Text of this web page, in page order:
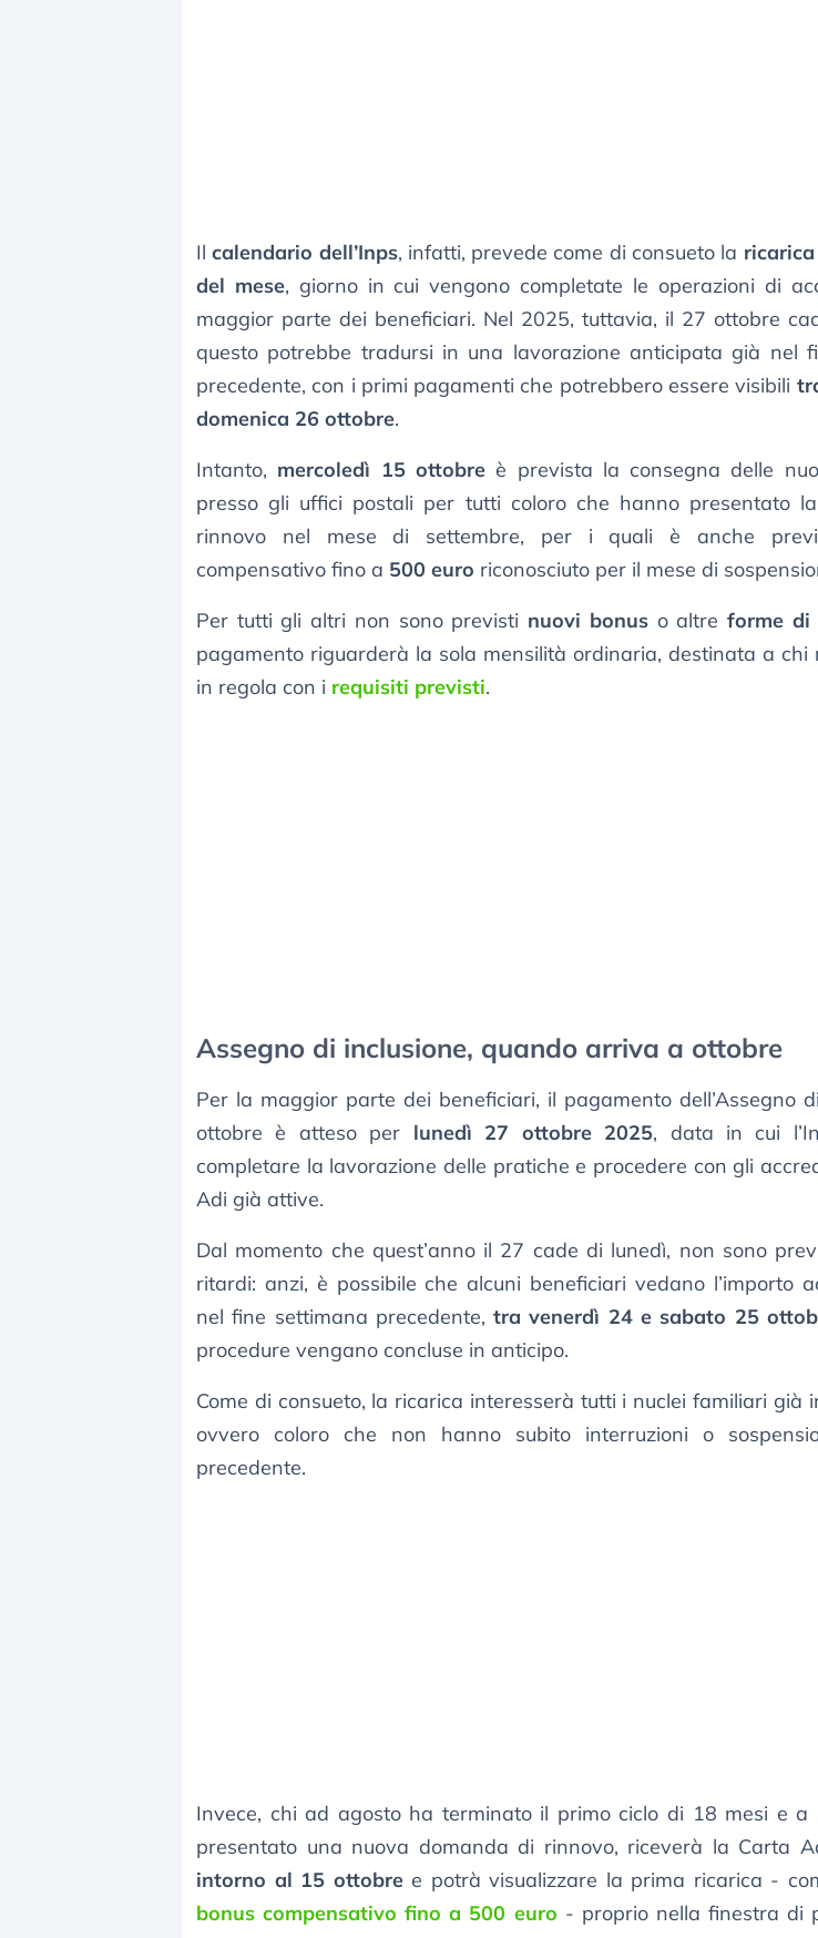
Ilcalendario dell’Inps, infatti, prevede come di consueto la
del mese, giorno in cui vengono completate le operazioni di
maggior parte dei beneficiari. Nel 2025, tuttavia, il 27 ottobre
questo potrebbe tradursi in una lavorazione anticipata già nel
precedente, con i primi pagamenti che potrebbero essere visibili
domenica 26 ottobre.
Intanto, mercoledì 15 ottobreè prevista la consegna delle
presso gli uffici postali per tutti coloro che hanno presentato
rinnovo nel mese di settembre, per i quali è anche
compensativo fino a 500 euro riconosciuto per il mese di
Per tutti gli altri non sono previsti nuovi bonuso altreforme di
pagamento riguarderà la sola mensilità ordinaria, destinata a chi
in regola con i requisiti previsti.
Assegno di inclusione, quando arriva a ottobre
Per la maggior parte dei beneficiari, il pagamento dell’Assegno
ottobre è atteso per lunedì 27 ottobre 2025, data in cui
completare la lavorazione delle pratiche e procedere con gli
Adi già attive.
Dal momento che quest’anno il 27 cade di lunedì, non sono
ritardi: anzi, è possibile che alcuni beneficiari vedano l’importo
nel fine settimana precedente,tra venerdì 24 e sabato 25
procedure vengano concluse in anticipo.
Come di consueto, la ricarica interesserà tutti i nuclei familiari già
ovvero coloro che non hanno subito interruzioni o
precedente.
Invece, chi ad agosto ha terminato il primo ciclo di 18 mesi e a
presentato una nuova domanda di rinnovo, riceverà la Carta
intorno al 15 ottobree potrà visualizzare la prima ricarica -
bonus compensativo fino a 500 euro - proprio nella finestra di